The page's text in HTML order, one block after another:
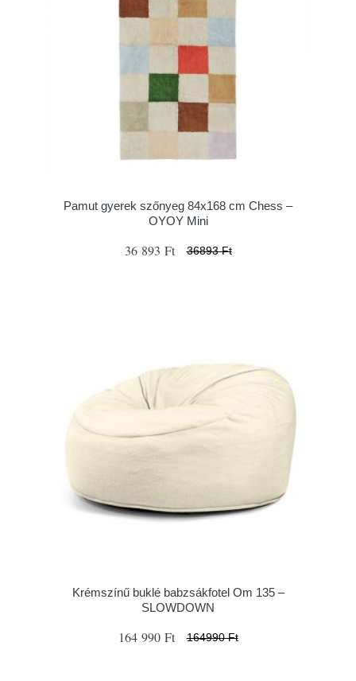
Pamut gyerek szőnyeg 84x168 cm Chess –
OYOY Mini
36 893 Ft 36893 Ft
Krémszínű buklé babzsákfotel Om 135 –
SLOWDOWN
164 990 Ft 164990 Ft